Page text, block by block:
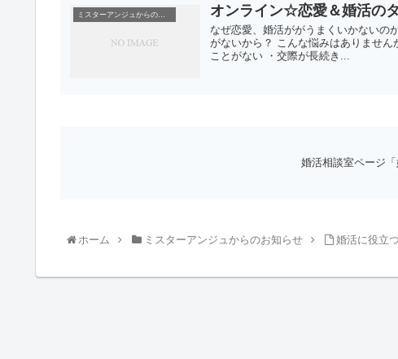
ミスターアンジュからのお知らせ オンライン☆恋愛＆婚活の
なぜ恋愛、婚活ががうまくいかないの
がないから？ こんな悩みはありませ
ことがない ・交際が長続き...
婚活相談室ページ「
ホーム ミスターアンジュからのお知らせ 婚活に役立